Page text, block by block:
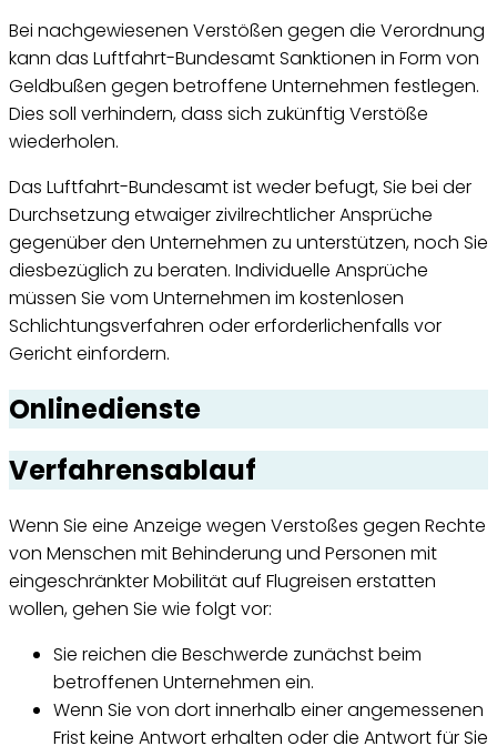
Bei nachgewiesenen Verstößen gegen die Verordnung
kann das Luftfahrt-Bundesamt Sanktionen in Form von
Geldbußen gegen betroffene Unternehmen festlegen.
Dies soll verhindern, dass sich zukünftig Verstöße
wiederholen.
Das Luftfahrt-Bundesamt ist weder befugt, Sie bei der
Durchsetzung etwaiger zivilrechtlicher Ansprüche
gegenüber den Unternehmen zu unterstützen, noch Sie
diesbezüglich zu beraten. Individuelle Ansprüche
müssen Sie vom Unternehmen im kostenlosen
Schlichtungsverfahren oder erforderlichenfalls vor
Gericht einfordern.
Onlinedienste
Verfahrensablauf
Wenn Sie eine Anzeige wegen Verstoßes gegen Rechte
von Menschen mit Behinderung und Personen mit
eingeschränkter Mobilität auf Flugreisen erstatten
wollen, gehen Sie wie folgt vor:
Sie reichen die Beschwerde zunächst beim
betroffenen Unternehmen ein.
Wenn Sie von dort innerhalb einer angemessenen
Frist keine Antwort erhalten oder die Antwort für Sie